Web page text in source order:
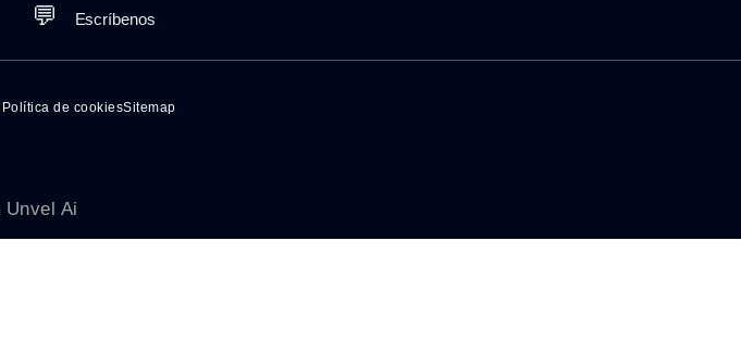
💬 Escríbenos
Política de cookiesSitemap